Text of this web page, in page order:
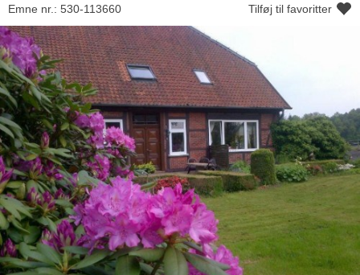
Emne nr.: 530-113660 Tilføj til favoritter